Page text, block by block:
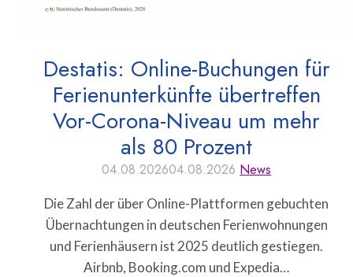
Destatis: Online-Buchungen für
Ferienunterkünfte übertreffen
Vor-Corona-Niveau um mehr
als 80 Prozent
04.08.202604.08.2026 News
Die Zahl der über Online-Plattformen gebuchten
Übernachtungen in deutschen Ferienwohnungen
und Ferienhäusern ist 2025 deutlich gestiegen.
Airbnb, Booking.com und Expedia…